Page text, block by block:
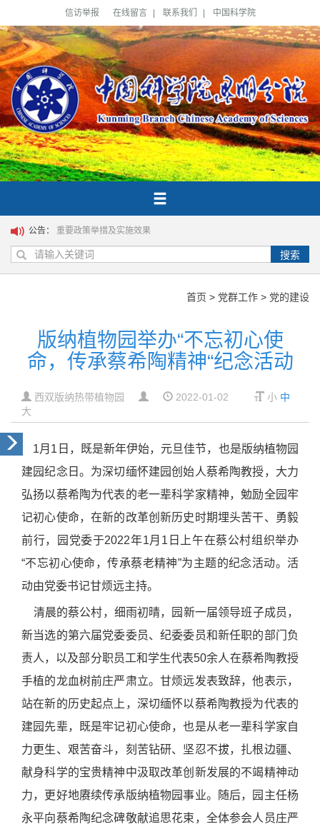
信访举报 在线留言 联系我们 中国科学院
公告： 重要政策举措及实施效果
搜索
首页 > 党群工作 > 党的建设
版纳植物园举办“不忘初心使
命，传承蔡希陶精神“纪念活动
西双版纳热带植物园 2022-01-02 小 中
大
1月 1 日，既是新年伊始，元旦佳节，也是版纳植物园
建园纪念日。为深切缅怀建园创始人蔡希陶教授，大力
弘扬以蔡希陶为代表的老一辈科学家精神，勉励全园牢
记初心使命，在新的改革创新历史时期埋头苦干、勇毅
前行，园党委于2022年1月 1 日上午在蔡公村组织举办
“不忘初心使命，传承蔡老精神”为主题的纪念活动。活
动由党委书记甘烦远主持。
清晨的蔡公村，细雨初晴，园新一届领导班子成员，
新当选的第六届党委委员、纪委委员和新任职的部门负
责人，以及部分职员工和学生代表50余人在蔡希陶教授
手植的龙血树前庄严肃立。甘烦远发表致辞，他表示，
站在新的历史起点上，深切缅怀以蔡希陶教授为代表的
建园先辈，既是牢记初心使命，也是从老一辈科学家自
力更生、艰苦奋斗，刻苦钻研、坚忍不拔，扎根边疆、
献身科学的宝贵精神中汲取改革创新发展的不竭精神动
力，更好地赓续传承版纳植物园事业。随后，园主任杨
永平向蔡希陶纪念碑敬献追思花束，全体参会人员庄严